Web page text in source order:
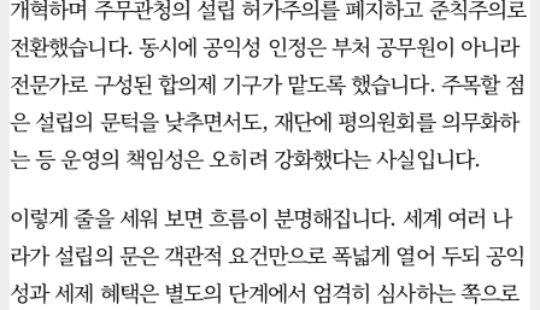
개혁하며 주무관청의 설립 허가주의를 폐지하고 준칙주의로
전환했습니다. 동시에 공익성 인정은 부처 공무원이 아니라
전문가로 구성된 합의제 기구가 맡도록 했습니다. 주목할 점
은 설립의 문턱을 낮추면서도, 재단에 평의원회를 의무화하
는 등 운영의 책임성은 오히려 강화했다는 사실입니다.
이렇게 줄을 세워 보면 흐름이 분명해집니다. 세계 여러 나
라가 설립의 문은 객관적 요건만으로 폭넓게 열어 두되 공익
성과 세제 혜택은 별도의 단계에서 엄격히 심사하는 쪽으로